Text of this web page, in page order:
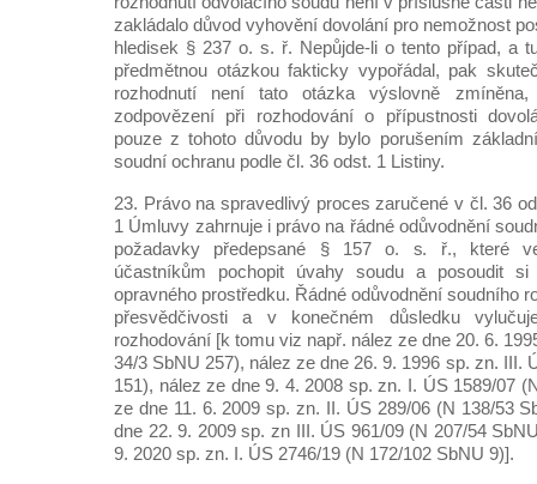
zakládalo důvod vyhovění dovolání pro nemožnost
hledisek § 237 o. s. ř. Nepůjde-li o tento případ, a
předmětnou otázkou fakticky vypořádal, pak
rozhodnutí není tato otázka výslovně
zodpovězení při rozhodování o přípustnosti
pouze z tohoto důvodu by bylo porušením
soudní ochranu podle čl. 36 odst. 1 Listiny.
23. Právo na spravedlivý proces zaručené v čl. 36
1 Úmluvy zahrnuje i právo na řádné odůvodnění
požadavky předepsané § 157 o. s. ř., které
účastníkům pochopit úvahy soudu a posoudit si
opravného prostředku. Řádné odůvodnění soudního
přesvědčivosti a v konečném důsledku
rozhodování [k tomu viz např. nález ze dne 20. 6.
34/3 SbNU 257), nález ze dne 26. 9. 1996 sp. zn. III.
151), nález ze dne 9. 4. 2008 sp. zn. I. ÚS 1589/07
ze dne 11. 6. 2009 sp. zn. II. ÚS 289/06 (N 138/53
dne 22. 9. 2009 sp. zn III. ÚS 961/09 (N 207/54
9. 2020 sp. zn. I. ÚS 2746/19 (N 172/102 SbNU 9)].